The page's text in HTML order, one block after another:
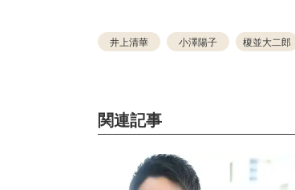
井上清華 小澤陽子 榎並大二郎
関連記事